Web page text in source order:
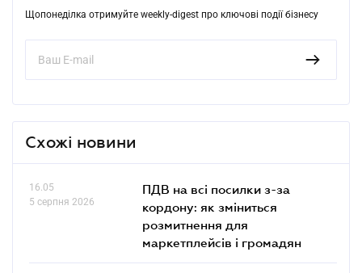
Щопонеділка отримуйте weekly-digest про ключові події бізнесу
Схожі новини
16.05
5 серпня 2026
ПДВ на всі посилки з-за
кордону: як зміниться
розмитнення для
маркетплейсів і громадян